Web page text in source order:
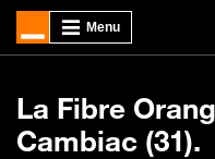
La Fibre
Cambiac (31).